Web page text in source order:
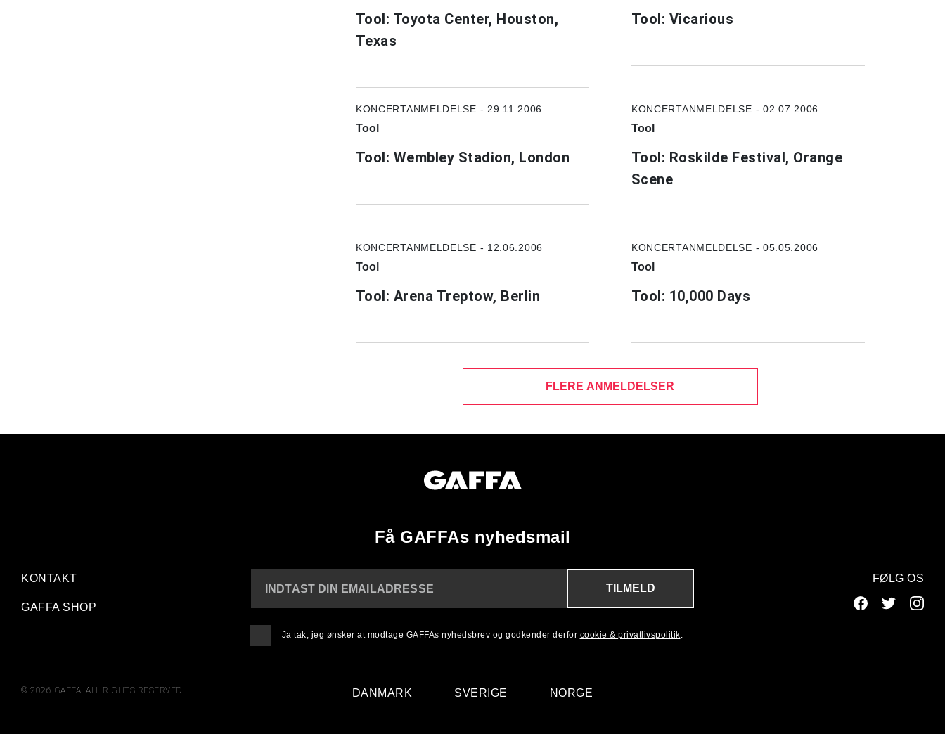
Tool: Toyota Center, Houston,
Texas
Tool: Vicarious
KONCERTANMELDELSE - 29.11.2006
Tool
Tool: Wembley Stadion, London
KONCERTANMELDELSE - 02.07.2006
Tool
Tool: Roskilde Festival, Orange
Scene
KONCERTANMELDELSE - 12.06.2006
Tool
Tool: Arena Treptow, Berlin
KONCERTANMELDELSE - 05.05.2006
Tool
Tool: 10,000 Days
FLERE ANMELDELSER
Få GAFFAs nyhedsmail
KONTAKT
GAFFA SHOP
INDTAST DIN EMAILADRESSE TILMELD
Ja tak, jeg ønsker at modtage GAFFAs nyhedsbrev og godkender derfor cookie & privatlivspolitik
FØLG OS
© 2026 GAFFA. ALL RIGHTS RESERVED DANMARK SVERIGE NORGE